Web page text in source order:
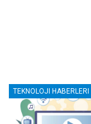
TEKNOLOJI HABERLERI